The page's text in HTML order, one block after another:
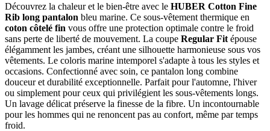
Découvrez la chaleur et le bien-être avec le HUBER Cotton Fine
Rib long pantalon bleu marine. Ce sous-vêtement thermique en
coton côtelé fin vous offre une protection optimale contre le froid
sans perte de liberté de mouvement. La coupe Regular Fit épouse
élégamment les jambes, créant une silhouette harmonieuse sous vos
vêtements. Le coloris marine intemporel s'adapte à tous les styles et
occasions. Confectionné avec soin, ce pantalon long combine
douceur et durabilité exceptionnelle. Parfait pour l'automne, l'hiver
ou simplement pour ceux qui privilégient les sous-vêtements longs.
Un lavage délicat préserve la finesse de la fibre. Un incontournable
pour les hommes qui ne renoncent pas au confort, même par temps
froid.